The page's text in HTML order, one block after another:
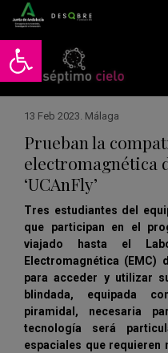
Abrir barra de herramientas
13 Feb 2023. Málaga
Prueban la
electromagnética
‘UCAnFly’
Tres estudiantes del
que participan en el
viajado hasta el
Electromagnética (EMC)
para acceder y utilizar
blindada, equipada
piramidal, necesaria
tecnología será
espaciales que requieren